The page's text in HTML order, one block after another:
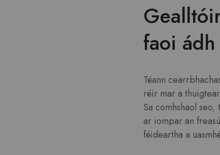
faoi
Téann
réir mar a
Sa comhshaol
ar iompar an
féideartha a